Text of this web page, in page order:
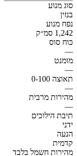
סוג מנוע
בנזין
נפח מנוע
1,242 סמ״ק
כוח סוס
—
מומנט
—
תאוצה 0-100
—
מהירות מרבית
—
תיבת הילוכים
ידני
הנעה
קדמית
מהירות חשמל בלבד